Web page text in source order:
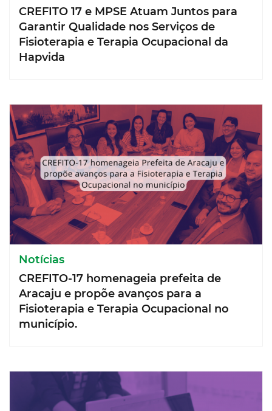
CREFITO 17 e MPSE Atuam Juntos para
Garantir Qualidade nos Serviços de
Fisioterapia e Terapia Ocupacional da
Hapvida
Notícias
CREFITO-17 homenageia prefeita de
Aracaju e propõe avanços para a
Fisioterapia e Terapia Ocupacional no
município.